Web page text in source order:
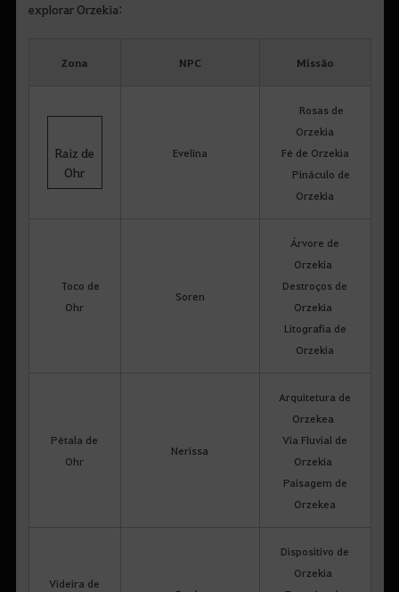
explorar Orzekia:
Zona NPC Missão
Raiz de
Ohr
Evelina
Rosas de
Orzekia
Fé de Orzekia
Pináculo de
Orzekia
Toco de
Ohr
Soren
Árvore de
Orzekia
Destroços de
Orzekia
Litografia de
Orzekia
Pétala de
Ohr
Nerissa
Arquitetura de
Orzekea
Via Fluvial de
Orzekia
Paisagem de
Orzekea
Videira de
Dispositivo de
Orzekia